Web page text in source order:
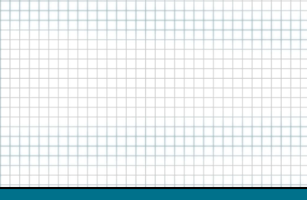
ら、幸いです。
脚本の詩森ろばさんとは｢新聞記者｣以来です。
あの作品によって、僕自身大きな刺激を受けまし
た。詩森さんの書く脚本の展開は非常に攻めてい
て、読んでいて引き込まれます。今度は連続ドラマ
というフィールドで何かしらの変化をもたらす作品
になればと願っています。